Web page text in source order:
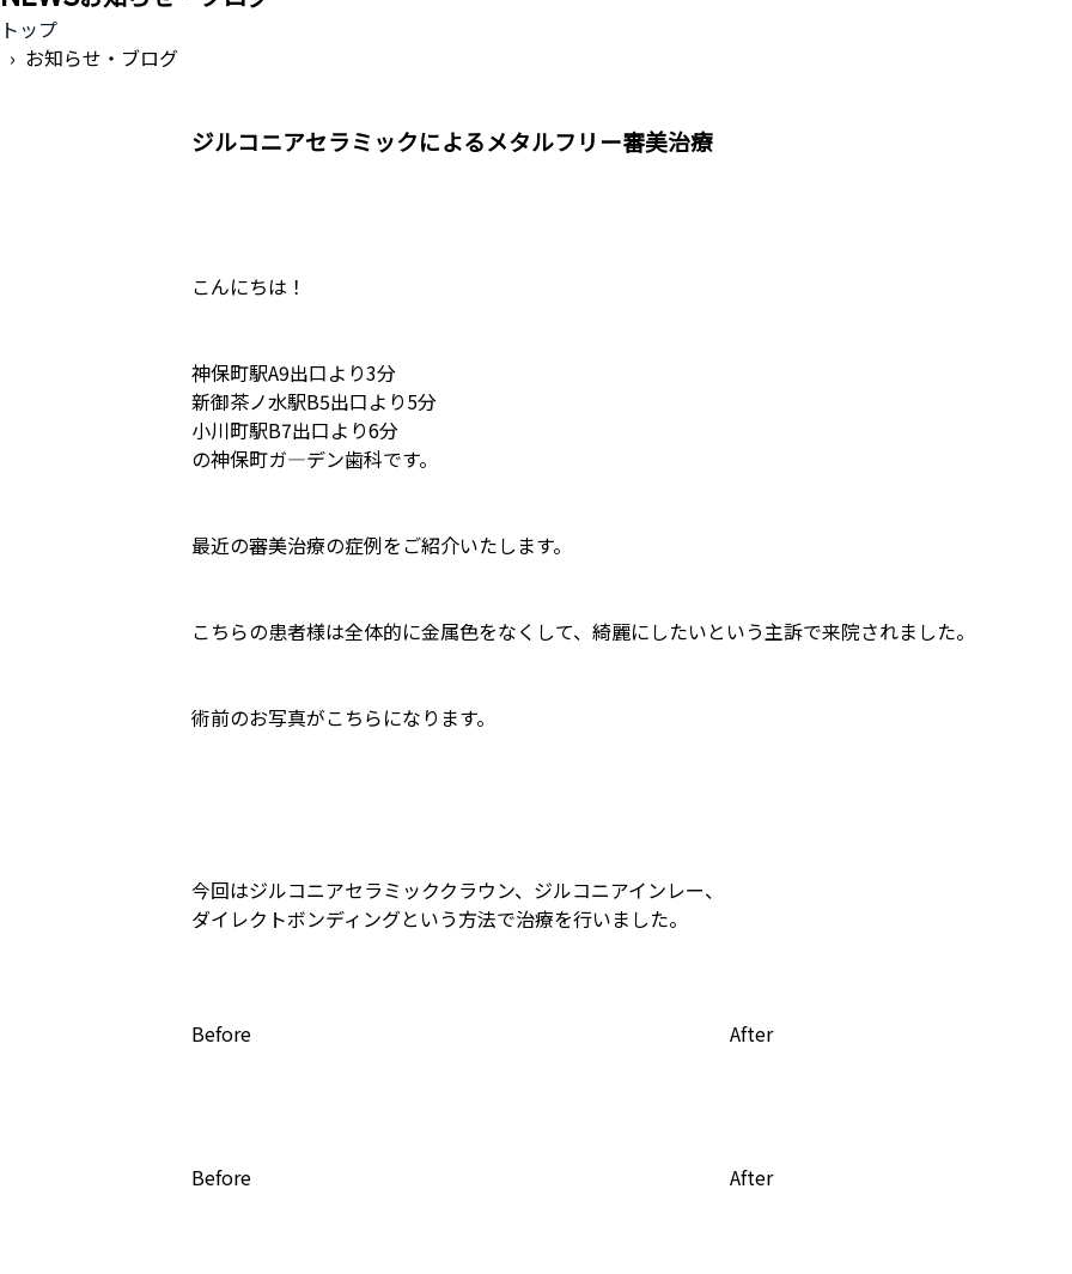
トップ
› お知らせ・ブログ
ジルコニアセラミックによるメタルフリー審美治療
こんにちは！
神保町駅A9出口より3分
新御茶ノ水駅B5出口より5分
小川町駅B7出口より6分
の神保町ガ―デン歯科です。
最近の審美治療の症例をご紹介いたします。
こちらの患者様は全体的に金属色をなくして、綺麗にしたいという主訴で来院されました。
術前のお写真がこちらになります。
今回はジルコニアセラミッククラウン、ジルコニアインレー、
ダイレクトボンディングという方法で治療を行いました。
Before After
Before After